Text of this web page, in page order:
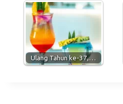
Ulang Tahun ke-37,…